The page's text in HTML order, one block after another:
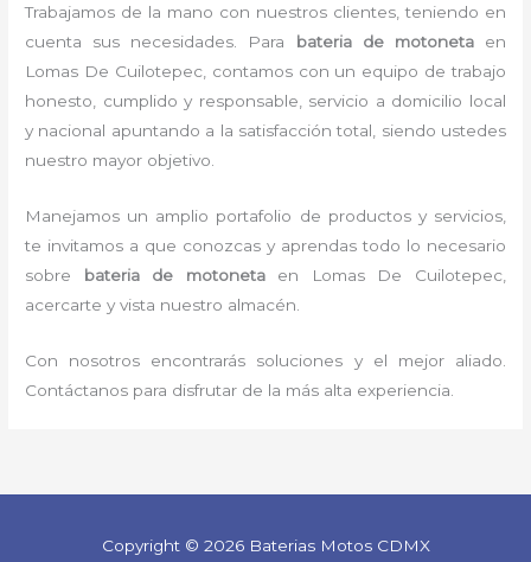
Trabajamos de la mano con nuestros clientes, teniendo en
cuenta sus necesidades. Para bateria de motonetaen
Lomas De Cuilotepec, contamos con un equipo de trabajo
honesto, cumplido y responsable, servicio a domicilio local
y nacional apuntando a la satisfacción total, siendo ustedes
nuestro mayor objetivo.
Manejamos un amplio portafolio de productos y servicios,
te invitamos a que conozcas y aprendas todo lo necesario
sobre bateria de motonetaen Lomas De Cuilotepec,
acercarte y vista nuestro almacén.
Con nosotros encontrarás soluciones y el mejor aliado.
Contáctanos para disfrutar de la más alta experiencia.
Copyright © 2026 Baterias Motos CDMX